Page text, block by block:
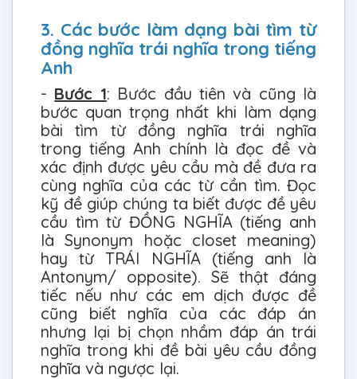
3. Các bước làm dạng bài tìm từ
đồng nghĩa trái nghĩa trong tiếng
Anh
- Bước 1: Bước đầu tiên và cũng là
bước quan trọng nhất khi làm dạng
bài tìm từ đồng nghĩa trái nghĩa
trong tiếng Anh chính là đọc đề và
xác định được yêu cầu mà đề đưa ra
cùng nghĩa của các từ cần tìm. Đọc
kỹ đề giúp chúng ta biết được đề yêu
cầu tìm từ ĐỒNG NGHĨA (tiếng anh
là Synonym hoặc closet meaning)
hay từ TRÁI NGHĨA (tiếng anh là
Antonym/ opposite). Sẽ thật đáng
tiếc nếu như các em dịch được đề
cũng biết nghĩa của các đáp án
nhưng lại bị chọn nhầm đáp án trái
nghĩa trong khi đề bài yêu cầu đồng
nghĩa và ngược lại.